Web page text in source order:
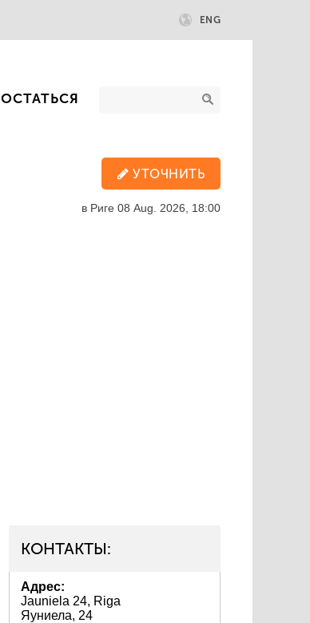
ENG
ОСТАТЬСЯ
УТОЧНИТЬ
в Риге 08 Aug. 2026, 18:00
КОНТАКТЫ:
Адрес:
Jauniela 24, Riga
Яуниела, 24